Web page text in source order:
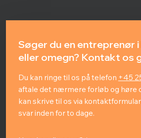
Søger du en entreprenør
eller omegn? Kontakt os
Du kan ringe til os på telefon +45
aftale det nærmere forløb og høre
kan skrive til os via
svar inden for to dage.